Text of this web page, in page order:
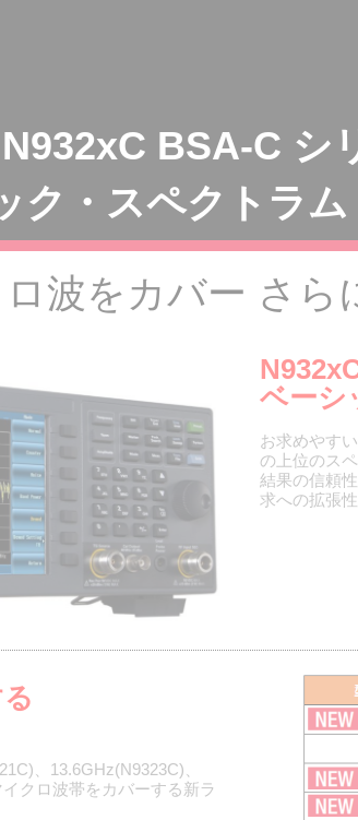
N932xC BSA-C シ
ク・スペクトラ
波をカバー さら
ベーシ
お求めやす
の上位のス
結果の信頼
求への拡張
、13.6GHz(N9323C)、
クロ波帯をカバーする新ラ